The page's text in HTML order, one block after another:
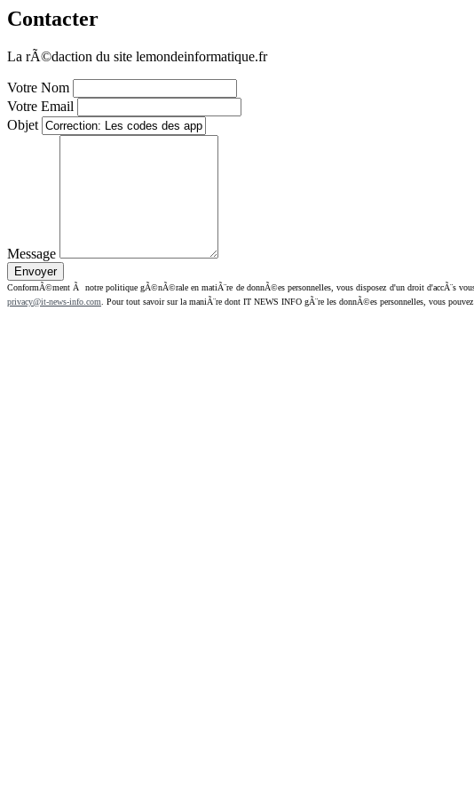
Contacter
La rÃ©daction du site lemondeinformatique.fr
Votre Nom
Votre Email
Objet
Message
ConformÃ©ment Ã notre politique gÃ©nÃ©rale en matiÃ¨re de donnÃ©es personnelles, vous disposez d'un droit d'accÃ¨s
privacy@it-news-info.com . Pour tout savoir sur la maniÃ¨re dont IT NEWS INFO gÃ¨re les donnÃ©es personnelles, vous